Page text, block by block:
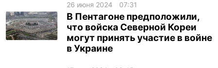
26 июня 2024 07:31
В Пентагоне предположили,
что войска Северной Кореи
могут принять участие в войне
в Украине